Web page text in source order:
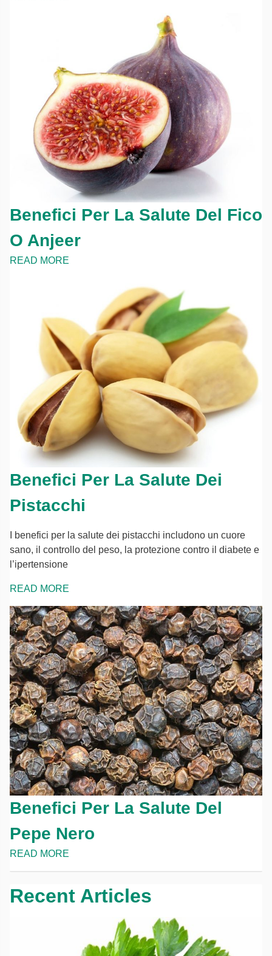
Benefici Per La Salute Del Fico
O Anjeer
READ MORE
Benefici Per La Salute Dei
Pistacchi
I benefici per la salute dei pistacchi includono un cuore
sano, il controllo del peso, la protezione contro il diabete e
l’ipertensione
READ MORE
Benefici Per La Salute Del
Pepe Nero
READ MORE
Recent Articles